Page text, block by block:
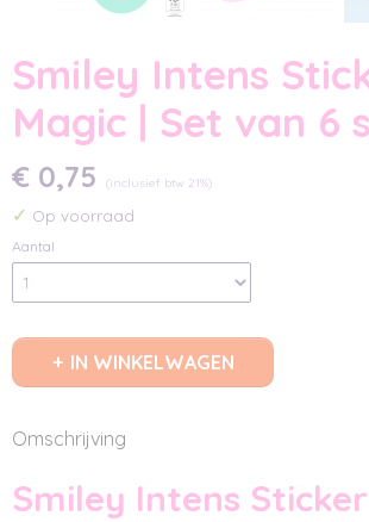
Smiley Intens
Magic | Set van 6
€ 0,75 (inclusief btw 21%)
✓ Op voorraad
Aantal
IN WINKELWAGEN
Omschrijving
Smiley Intens